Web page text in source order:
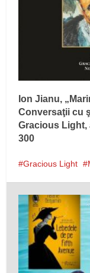
Ion Jianu,
Conversaţii cu
Gracious Light,
300
Gracious Light